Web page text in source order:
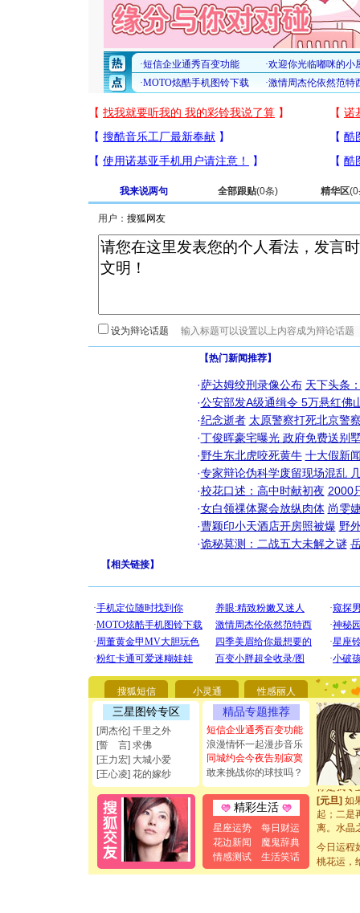
我来说两句 全部跟贴(0条) 精华区(0
用户：
设为辩论话题
【热门新闻推荐】
·萨达姆绞刑录像公布 天下头条
·公安部发A级通缉令 5万悬红佛
·纪念逝者 太原警察打死北京警
·丁俊晖豪宅曝光 政府免费送别
·野生东北虎咬死黄牛 十大假新
·专家辩论伪科学废留现场混乱
·校花口述：高中时献初夜 2000
·女白领祼体聚会放纵肉体 尚雯
·曹颖印小天酒店开房照被爆 野
·诡秘莫测：二战五大未解之谜
【相关链接】
搜狐短信 小灵通 性感丽人
三星图铃专区
[周杰伦] 千里之外
[誓 言] 求佛
[王力宏] 大城小爱
[王心凌] 花的嫁纱
精品专题推荐
短信企业通秀百变功能
浪漫情怀一起漫步音乐
同城约会今夜告别寂寞
敢来挑战你的球技吗？
精彩生活
星座运势
每日财运
花边新闻
魔鬼辞典
情感测试
生活笑话
[圣诞节]
你太多
[圣诞节]
能正大光
都要快乐
[圣诞节]
如意,快
[元旦]看
断电。爱
你是我专
[元旦]如
起；二是
离。水晶
[元旦] 当
泣，这痛
卖了。水
[春节]风
今日运程
桃花运，